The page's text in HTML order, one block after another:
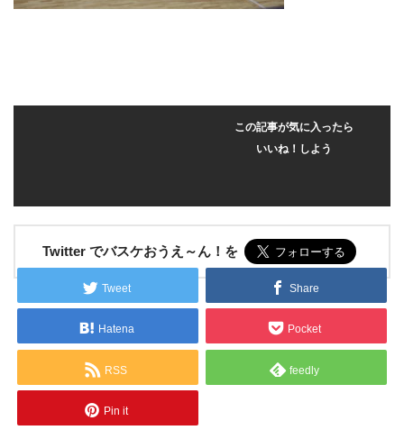
この記事が気に入ったら
いいね！しよう
Twitter でバスケおうえ～ん！を
Tweet Share
Hatena Pocket
RSS feedly
Pin it